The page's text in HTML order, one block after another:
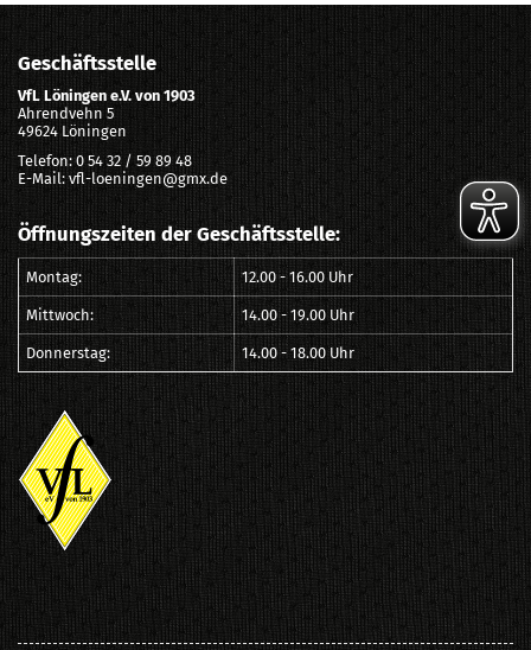
Geschäftsstelle
VfL Löningen e.V. von 1903
Ahrendvehn 5
49624 Löningen
Telefon: 0 54 32 / 59 89 48
E-Mail: vfl-loeningen@gmx.de
Öffnungszeiten der Geschäftsstelle:
Montag: 12.00 - 16.00 Uhr
Mittwoch: 14.00 - 19.00 Uhr
Donnerstag: 14.00 - 18.00 Uhr